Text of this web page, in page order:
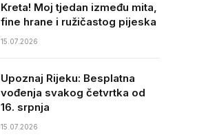
Kreta! Moj tjedan između mita,
fine hrane i ružičastog pijeska
15.07.2026
Upoznaj Rijeku: Besplatna
vođenja svakog četvrtka od
16. srpnja
15.07.2026